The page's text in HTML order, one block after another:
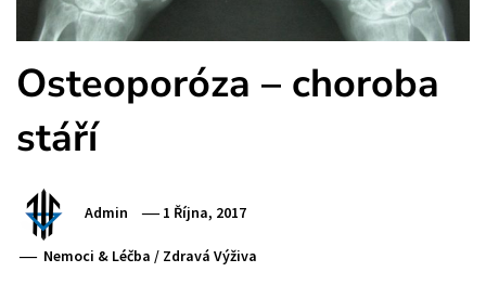
Osteoporóza – choroba
stáří
Admin 1 Října, 2017
Nemoci & Léčba / Zdravá Výživa